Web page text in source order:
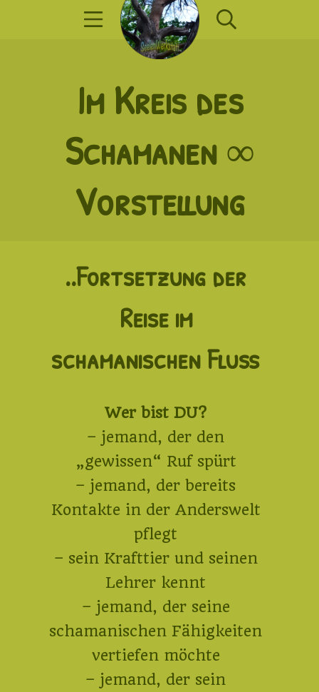
Mobile Menü
Im Kreis des
Schamanen ∞
Vorstellung
..Fortsetzung der
Reise im
schamanischen Fluß
Wer bist DU?
– jemand, der den
„gewissen“ Ruf spürt
– jemand, der bereits
Kontakte in der Anderswelt
pflegt
– sein Krafttier und seinen
Lehrer kennt
– jemand, der seine
schamanischen Fähigkeiten
vertiefen möchte
– jemand, der sein